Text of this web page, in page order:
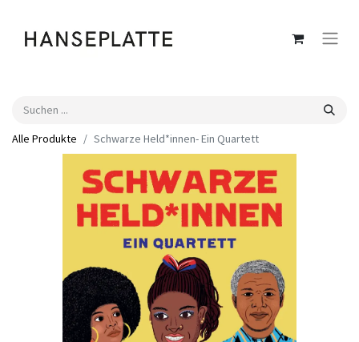
Alle Produkte Schwarze Held*innen- Ein Quartett